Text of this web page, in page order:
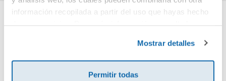
información recopilada a partir del uso que hayas hecho
Mostrar detalles
Permitir todas
Cuéntanos tu opinión
¡Sé el primero en valorar este producto!